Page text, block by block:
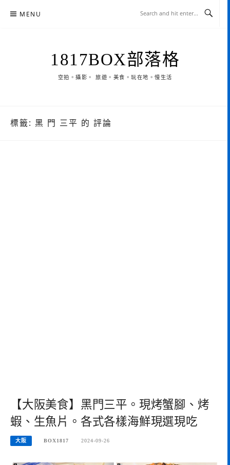
MENU
1817BOX部落格
空拍。攝影。 旅遊。美食。玩在地。慢生活
標籤: 黑 門 三平 的 評論
【大阪美食】黑門三平。現烤蟹腳、烤
蝦、生魚片。各式各樣海鮮現選現吃
大阪 BOX1817 2024-09-26